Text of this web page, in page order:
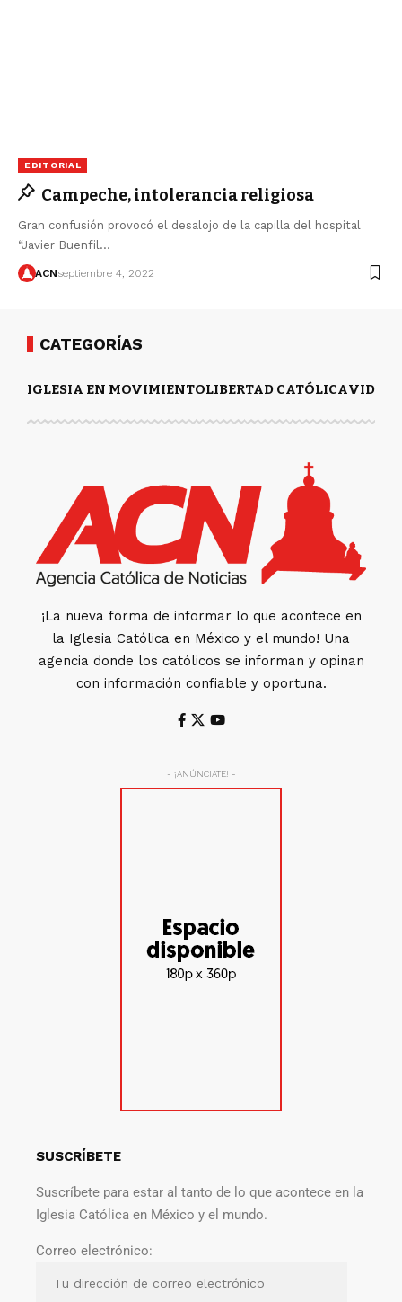
EDITORIAL
Campeche, intolerancia religiosa
Gran confusión provocó el desalojo de la capilla del hospital
“Javier Buenfil…
ACNseptiembre 4, 2022
CATEGORÍAS
IGLESIA EN MOVIMIENTOLIBERTAD CATÓLICAVIDA
¡La nueva forma de informar lo que acontece en
la Iglesia Católica en México y el mundo! Una
agencia donde los católicos se informan y opinan
con información confiable y oportuna.
- ¡ANÚNCIATE! -
SUSCRÍBETE
Suscríbete para estar al tanto de lo que acontece en la
Iglesia Católica en México y el mundo.
Correo electrónico: